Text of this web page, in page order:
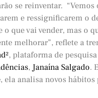
se reinventar. “Vemos
e ressignificarem o
o que vai vender, mas o
melhorar”, reflete a
, plataforma de
, Janaína Salgado.
, ela analisa novos